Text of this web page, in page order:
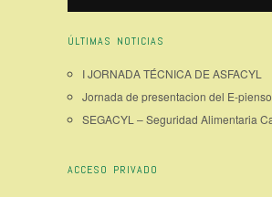
ÚLTIMAS NOTICIAS
I JORNADA TÉCNICA DE ASFACYL
Jornada de presentacion del E-pienso
SEGACYL – Seguridad Alimentaria
ACCESO PRIVADO